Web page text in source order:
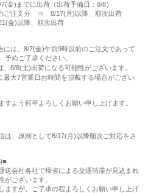
)までに出荷（出荷予備日：8/8）
ご注文分 ⇒ 8/17(月)以降、順次出荷
金)以降、順次出荷
は、8/7(金)午前9時以前のご注文であって
予めご了承ください。
8/8(土)出荷になる可能性がございます。
大7営業日お時間を頂戴する場合がござい
よう何卒よろしくお願い申し上げます。
は、原則として8/17(月)以降順次ご対応をさ
■
送会社各社で帰省による交通渋滞が見込まれ
がございます。
ますが、ご了承の程よろしくお願い申し上げ